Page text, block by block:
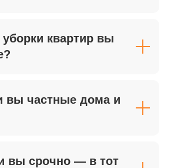
квартир вы
вы частные дома и
вы срочно — в тот